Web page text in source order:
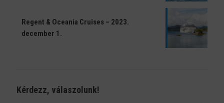
Regent & Oceania Cruises – 2023.
december 1.
Kérdezz, válaszolunk!